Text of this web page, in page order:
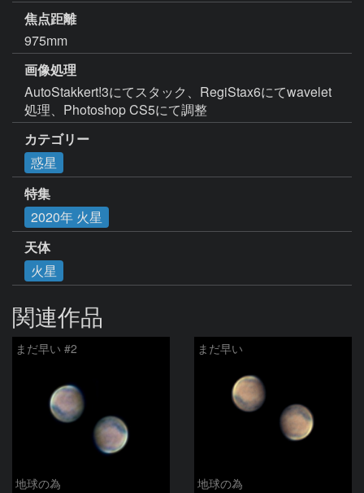
焦点距離
975mm
画像処理
AutoStakkert!3にてスタック、RegiStax6にてwavelet
処理、Photoshop CS5にて調整
カテゴリー
惑星
特集
2020年 火星
天体
火星
関連作品
まだ早い #2
地球の為
まだ早い
地球の為